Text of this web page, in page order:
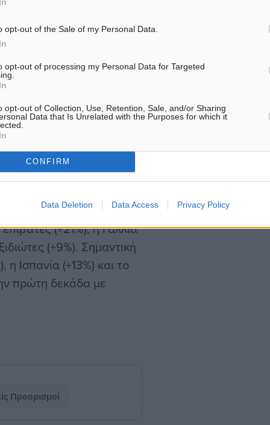
opt-out of the Sale of my Personal Data.
opt-out of processing my Personal Data for Targeted
opt-out of Collection, Use, Retention, Sale, and/or Sharing
Data that Is Unrelated with the Purposes for which it
CONFIRM
Data Deletion Data Access Privacy Policy
ζήτηση από την
χρονιά
κίνησης.
Βενιζέλος”
αύξηση 6,7% σε σχέση
άνοδο 8,5%,
φτάνοντας τις 132.253.
Μεγάλη Βρετανία (1,56
(+21%), η Γαλλία
(+9%). Σημαντική
Ισπανία (+13%) και το
πρώτη δεκάδα με
Προορισμοί